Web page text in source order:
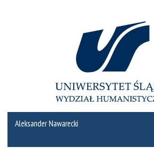
Aleksander Nawarecki